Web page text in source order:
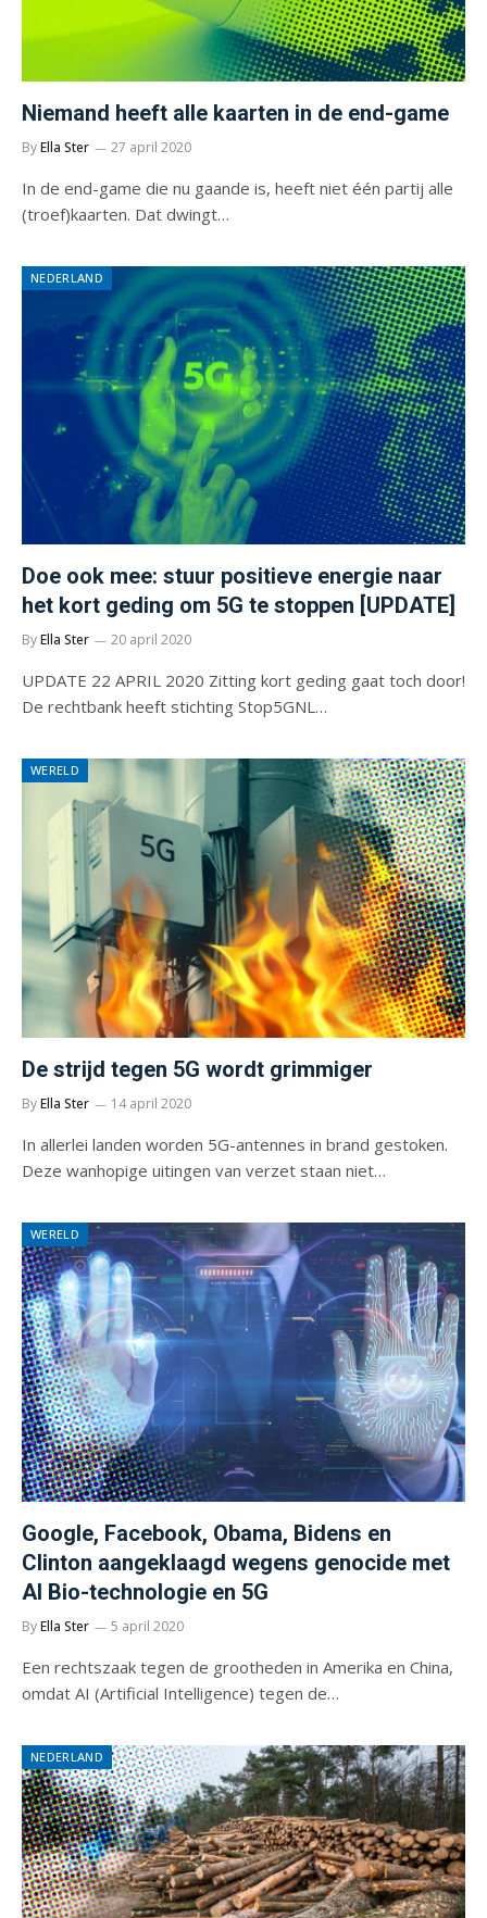
Niemand heeft alle kaarten in de end-game
ByElla Ster 27 april 2020
In de end-game die nu gaande is, heeft niet één partij alle
(troef)kaarten. Dat dwingt…
NEDERLAND
Doe ook mee: stuur positieve energie naar
het kort geding om 5G te stoppen [UPDATE]
ByElla Ster 20 april 2020
UPDATE 22 APRIL 2020 Zitting kort geding gaat toch door!
De rechtbank heeft stichting Stop5GNL…
WERELD
De strijd tegen 5G wordt grimmiger
ByElla Ster 14 april 2020
In allerlei landen worden 5G-antennes in brand gestoken.
Deze wanhopige uitingen van verzet staan niet…
WERELD
Google, Facebook, Obama, Bidens en
Clinton aangeklaagd wegens genocide met
AI Bio-technologie en 5G
ByElla Ster 5 april 2020
Een rechtszaak tegen de grootheden in Amerika en China,
omdat AI (Artificial Intelligence) tegen de…
NEDERLAND